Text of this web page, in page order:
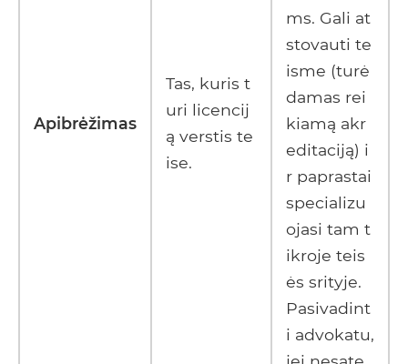
Apibrėžimas
Tas, kuris t
uri licencij
ą verstis te
ise.
ms. Gali at
stovauti te
isme (turė
damas rei
kiamą akr
editaciją) i
r paprastai
specializu
ojasi tam t
ikroje teis
ės srityje.
Pasivadint
i advokatu,